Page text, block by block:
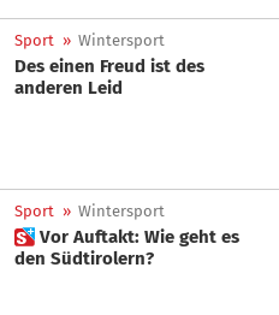
Sport » Wintersport
Des einen Freud ist des
anderen Leid
Sport » Wintersport
 Vor Auftakt: Wie geht es
den Südtirolern?